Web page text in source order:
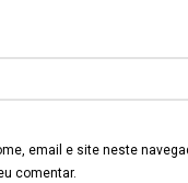
email e site neste
comentar.